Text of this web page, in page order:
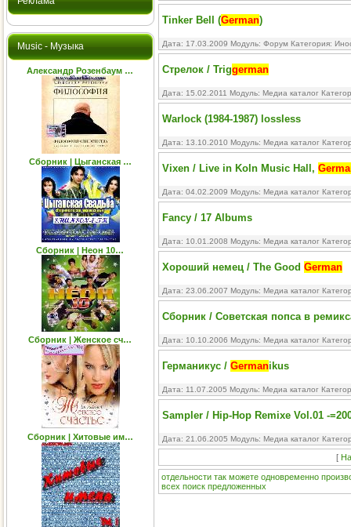
Music - Музыка
Александр Розенбаум …
Сборник | Цыганская …
Сборник | Неон 10…
Сборник | Женское сч…
Сборник | Хитовые им…
Tinker Bell (German)
Дата: 17.03.2009 Модуль: Форум Категория:
Стрелок / Triggerman
Дата: 15.02.2011 Модуль: Медиа каталог
Warlock (1984-1987) lossless
Дата: 13.10.2010 Модуль: Медиа каталог
Vixen / Live in Koln Music Hall,
Дата: 04.02.2009 Модуль: Медиа каталог
Fancy / 17 Albums
Дата: 10.01.2008 Модуль: Медиа каталог
Хороший немец / The Good German
Дата: 23.06.2007 Модуль: Медиа каталог
Сборник / Советская попса в
Дата: 10.10.2006 Модуль: Медиа каталог
Германикус / Germanikus
Дата: 11.07.2005 Модуль: Медиа каталог
Sampler / Hip-Hop Remixe Vol.01 -
Дата: 21.06.2005 Модуль: Медиа каталог
[
отдельности так можете одновременно
всех поиск предложенных